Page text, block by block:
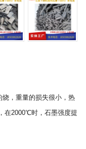
，重量的损失很小，热
在2000℃时，石墨强度提